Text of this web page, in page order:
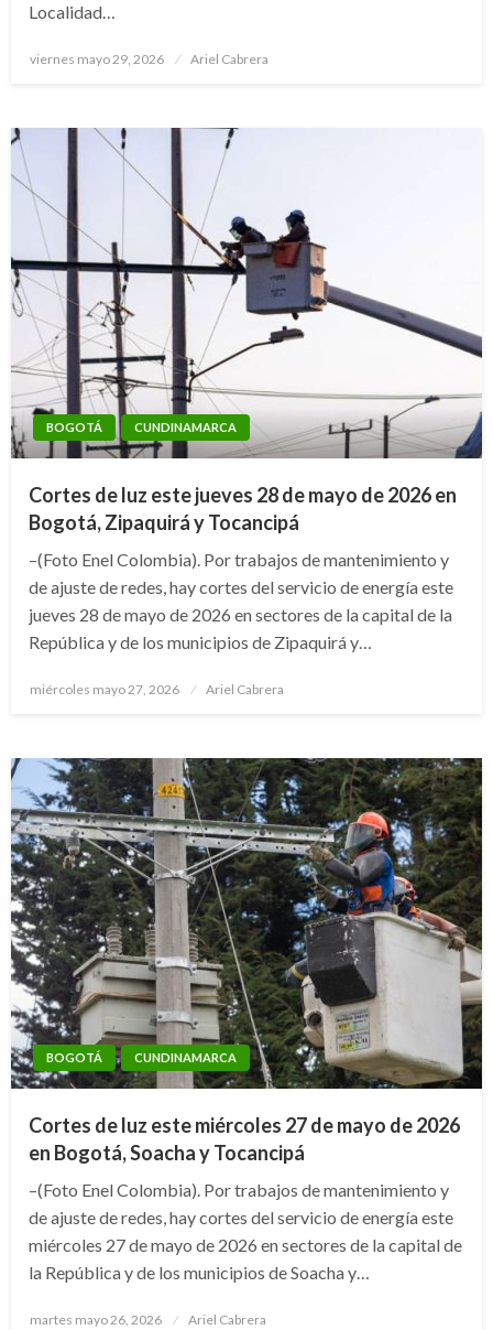
Localidad…
Publicado
viernes mayo 29, 2026 Ariel Cabrera
BOGOTÁ CUNDINAMARCA
Cortes de luz este jueves 28 de mayo de 2026 en
Bogotá, Zipaquirá y Tocancipá
–(Foto Enel Colombia). Por trabajos de mantenimiento y
de ajuste de redes, hay cortes del servicio de energía este
jueves 28 de mayo de 2026 en sectores de la capital de la
República y de los municipios de Zipaquirá y…
Publicado
miércoles mayo 27, 2026 Ariel Cabrera
BOGOTÁ CUNDINAMARCA
Cortes de luz este miércoles 27 de mayo de 2026
en Bogotá, Soacha y Tocancipá
–(Foto Enel Colombia). Por trabajos de mantenimiento y
de ajuste de redes, hay cortes del servicio de energía este
miércoles 27 de mayo de 2026 en sectores de la capital de
la República y de los municipios de Soacha y…
Publicado
martes mayo 26, 2026 Ariel Cabrera